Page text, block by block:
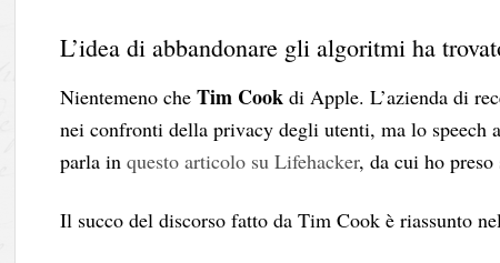
L’idea di abbandonare gli algoritmi ha
Nientemeno cheTim Cook di Apple. L’azienda di
nei confronti della privacy degli utenti, ma lo speech
parla inquesto articolo su Lifehacker, da cui ho preso
Il succo del discorso fatto da Tim Cook è riassunto